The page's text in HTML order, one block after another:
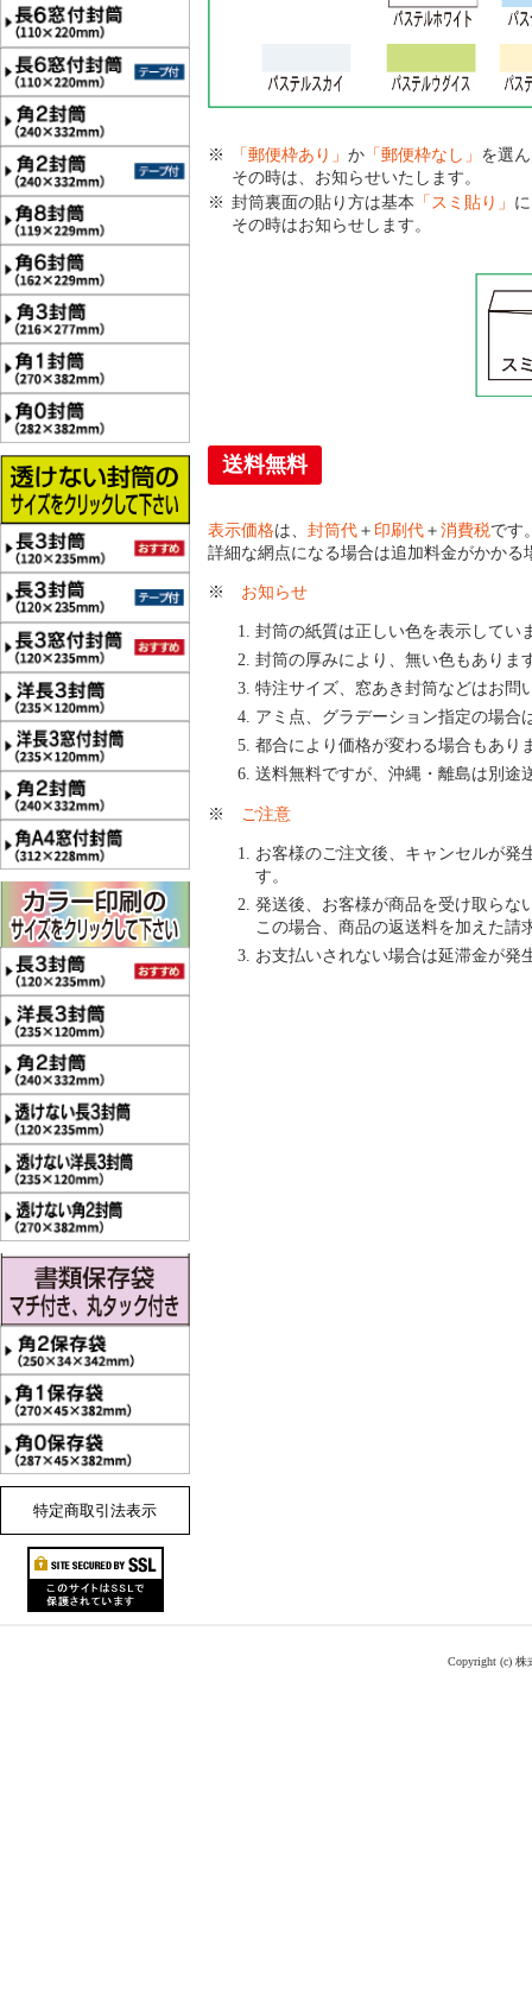
特定商取引法表示
「郵便枠あり」 か 「郵便枠なし」 を選
その時は、お知らせいたします。
封筒裏面の貼り方は基本 「スミ貼り」
その時はお知らせします。
送料無料
表示価格は、 封筒代 ＋ 印刷代 ＋ 消費税です
詳細な網点になる場合は追加料金がかかる
※ お知らせ
封筒の紙質は正しい色を表示してい
封筒の厚みにより、無い色もありま
特注サイズ、窓あき封筒などはお問
アミ点、グラデーション指定の場合
都合により価格が変わる場合もあり
送料無料ですが、沖縄・離島は別途
※ ご注意
お客様のご注文後、キャンセルが発
す。
発送後、お客様が商品を受け取らな
この場合、商品の返送料を加えた請
お支払いされない場合は延滞金が発
Copyright (c)